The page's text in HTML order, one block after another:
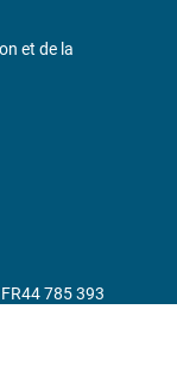
et de la
785 393